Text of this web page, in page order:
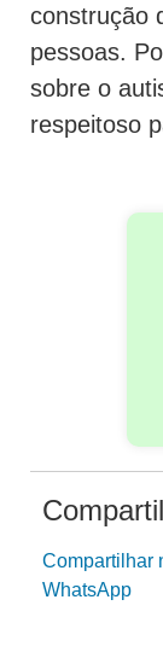
construção
pessoas.
sobre o
respeitoso
Compartilhar
WhatsApp